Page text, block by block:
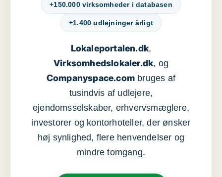
+150.000 virksomheder i databasen
+1.400 udlejninger årligt
Lokaleportalen.dk,
Virksomhedslokaler.dk, og
Companyspace.com bruges af
tusindvis af udlejere,
ejendomsselskaber, erhvervsmæglere,
investorer og kontorhoteller, der ønsker
høj synlighed, flere henvendelser og
mindre tomgang.